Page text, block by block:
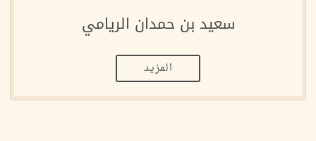
سعيد بن حمدان الريامي
المزيد